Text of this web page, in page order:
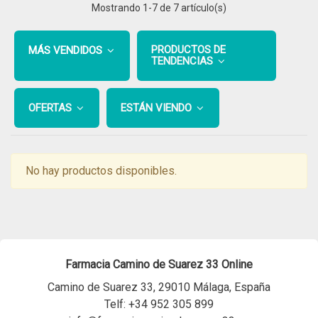
Mostrando 1 -7 de 7 artículo(s)
MÁS VENDIDOS
PRODUCTOS DE
TENDENCIAS
OFERTAS ESTÁN VIENDO
No hay productos disponibles.
Farmacia Camino de Suarez 33 Online
Camino de Suarez 33, 29010 Málaga, España
Telf: +34 952 305 899